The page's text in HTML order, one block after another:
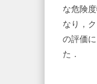
な危険
なり，
の評価
た．